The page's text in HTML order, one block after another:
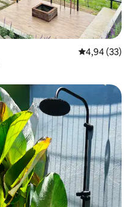
Évaluation
4,94 (33)